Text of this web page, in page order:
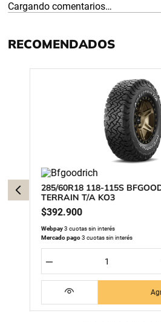
Cargando comentarios…
RECOMENDADOS
285/60R18 118-115S
TERRAIN T/A KO3
$392.900
Webpay3 cuotas sin interés
Mercado pago3 cuotas sin interés
－